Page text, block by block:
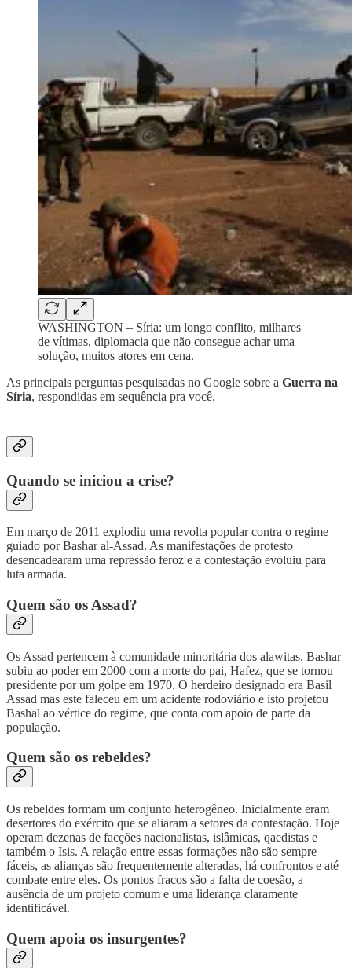
WASHINGTON – Síria: um longo conflito, milhares
de vítimas, diplomacia que não consegue achar uma
solução, muitos atores em cena.
As principais perguntas pesquisadas no Google sobre a Guerra na
Síria, respondidas em sequência pra você.
Quando se iniciou a crise?
Em março de 2011 explodiu uma revolta popular contra o regime
guiado por Bashar al-Assad. As manifestações de protesto
desencadearam uma repressão feroz e a contestação evoluiu para
luta armada.
Quem são os Assad?
Os Assad pertencem à comunidade minoritária dos alawitas. Bashar
subiu ao poder em 2000 com a morte do pai, Hafez, que se tornou
presidente por um golpe em 1970. O herdeiro designado era Basil
Assad mas este faleceu em um acidente rodoviário e isto projetou
Bashal ao vértice do regime, que conta com apoio de parte da
população.
Quem são os rebeldes?
Os rebeldes formam um conjunto heterogêneo. Inicialmente eram
desertores do exército que se aliaram a setores da contestação. Hoje
operam dezenas de facções nacionalistas, islâmicas, qaedistas e
também o Isis. A relação entre essas formações não são sempre
fáceis, as alianças são frequentemente alteradas, há confrontos e até
combate entre eles. Os pontos fracos são a falta de coesão, a
ausência de um projeto comum e uma liderança claramente
identificável.
Quem apoia os insurgentes?